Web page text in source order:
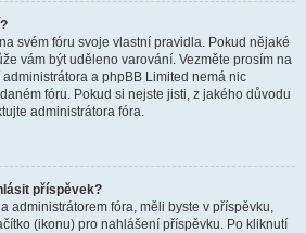
svém fóru svoje vlastní pravidla. Pokud nějaké
vám být uděleno varování. Vezměte prosím na
a phpBB Limited nemá nic
fóru. Pokud si nejste jisti, z jakého důvodu
administrátora fóra.
příspěvek?
administrátorem fóra, měli byste v příspěvku,
(ikonu) pro nahlášení příspěvku. Po kliknutí